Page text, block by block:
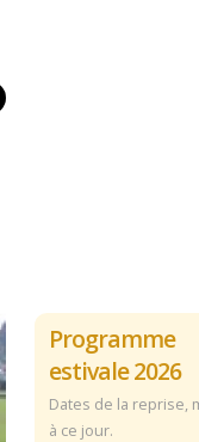
estivale 2026
Dates de la reprise,
à ce jour.